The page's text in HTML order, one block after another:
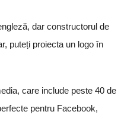
dar constructorul de
puteți proiecta un logo în
care include peste 40 de
pentru Facebook,